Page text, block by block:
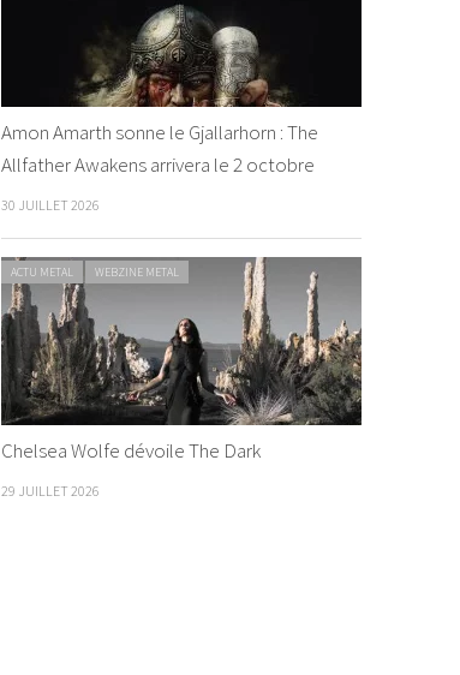
Amon Amarth sonne le Gjallarhorn : The
Allfather Awakens arrivera le 2 octobre
30 JUILLET 2026
ACTU METAL WEBZINE METAL
Chelsea Wolfe dévoile The Dark
29 JUILLET 2026